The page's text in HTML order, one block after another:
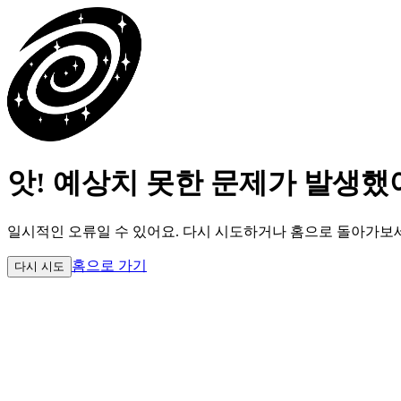
앗! 예상치 못한 문제가 발생했
일시적인 오류일 수 있어요. 다시 시도하거나 홈으로 돌아가보
다시 시도 홈으로 가기